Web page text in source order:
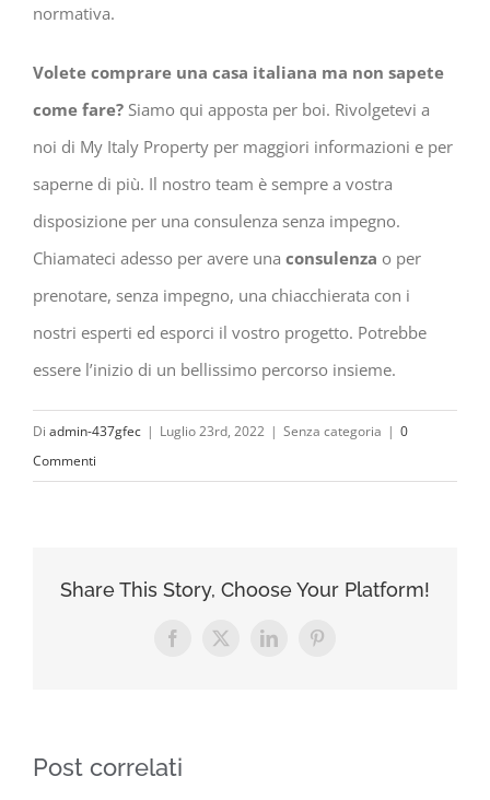
normativa.
Volete comprare una casa italiana ma non sapete
come fare? Siamo qui apposta per boi. Rivolgetevi a
noi di My Italy Property per maggiori informazioni e per
saperne di più. Il nostro team è sempre a vostra
disposizione per una consulenza senza impegno.
Chiamateci adesso per avere una consulenza o per
prenotare, senza impegno, una chiacchierata con i
nostri esperti ed esporci il vostro progetto. Potrebbe
essere l’inizio di un bellissimo percorso insieme.
Di admin-437gfec | Luglio 23rd, 2022 | Senza categoria | 0
Commenti
Share This Story, Choose Your Platform!
Facebook
X LinkedInPinterest
Post correlati